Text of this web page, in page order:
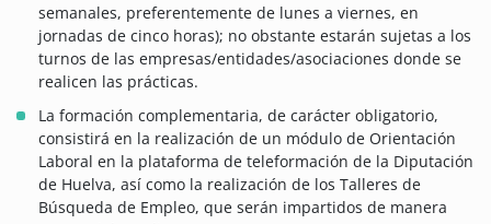
semanales, preferentemente de lunes a viernes, en
jornadas de cinco horas); no obstante estarán sujetas a los
turnos de las empresas/entidades/asociaciones donde se
realicen las prácticas.
La formación complementaria, de carácter obligatorio,
consistirá en la realización de un módulo de Orientación
Laboral en la plataforma de teleformación de la Diputación
de Huelva, así como la realización de los Talleres de
Búsqueda de Empleo, que serán impartidos de manera